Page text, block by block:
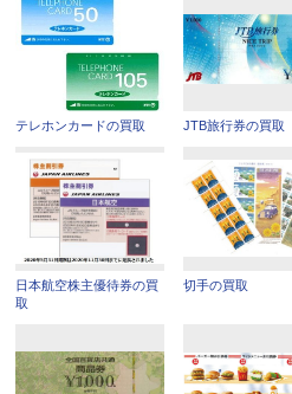
テレホンカードの買取 JTB旅行券の買取
日本航空株主優待券の買
取
切手の買取